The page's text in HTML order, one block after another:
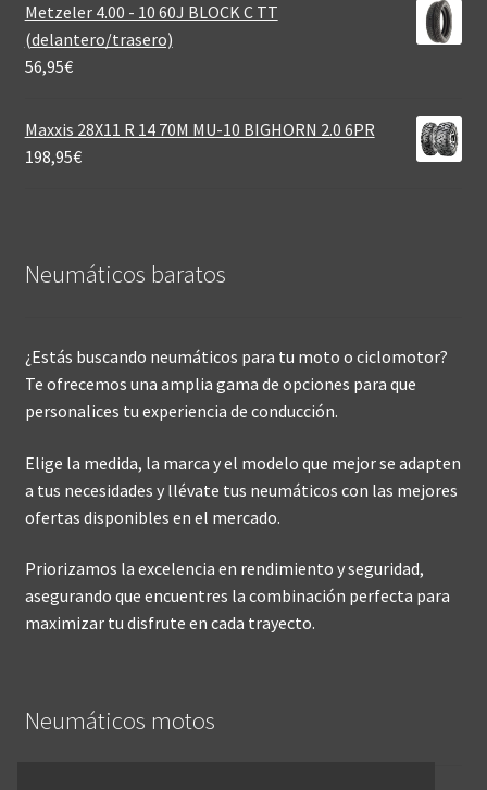
Metzeler 4.00 - 10 60J BLOCK C TT
(delantero/trasero)
56,95€
Maxxis 28X11 R 14 70M MU-10 BIGHORN 2.0 6PR
198,95€
Neumáticos baratos
¿Estás buscando neumáticos para tu moto o ciclomotor?
Te ofrecemos una amplia gama de opciones para que
personalices tu experiencia de conducción.
Elige la medida, la marca y el modelo que mejor se adapten
a tus necesidades y llévate tus neumáticos con las mejores
ofertas disponibles en el mercado.
Priorizamos la excelencia en rendimiento y seguridad,
asegurando que encuentres la combinación perfecta para
maximizar tu disfrute en cada trayecto.
Neumáticos motos